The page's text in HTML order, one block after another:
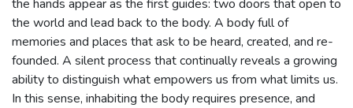
the hands appear as the first guides: two doors that open to
the world and lead back to the body. A body full of
memories and places that ask to be heard, created, and re-
founded. A silent process that continually reveals a growing
ability to distinguish what empowers us from what limits us.
In this sense, inhabiting the body requires presence, and